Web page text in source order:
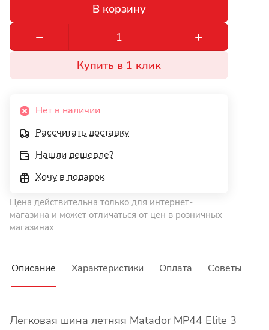
В корзину
Купить в 1 клик
Нет в наличии
Рассчитать доставку
Нашли дешевле?
Хочу в подарок
Цена действительна только для интернет-
магазина и может отличаться от цен в розничных
магазинах
Описание Характеристики Оплата Советы
Легковая шина летняя Matador MP44 Elite 3